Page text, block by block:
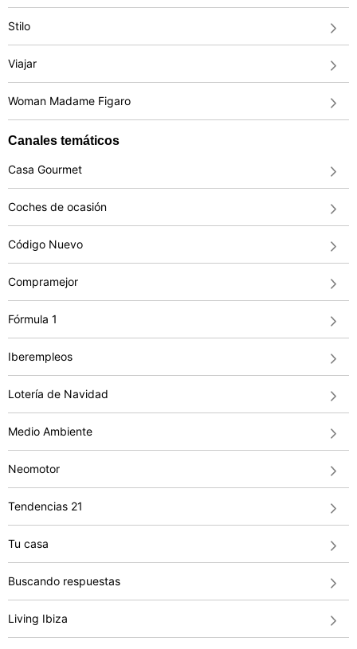
Stilo
Viajar
Woman Madame Figaro
Canales temáticos
Casa Gourmet
Coches de ocasión
Código Nuevo
Compramejor
Fórmula 1
Iberempleos
Lotería de Navidad
Medio Ambiente
Neomotor
Tendencias 21
Tu casa
Buscando respuestas
Living Ibiza